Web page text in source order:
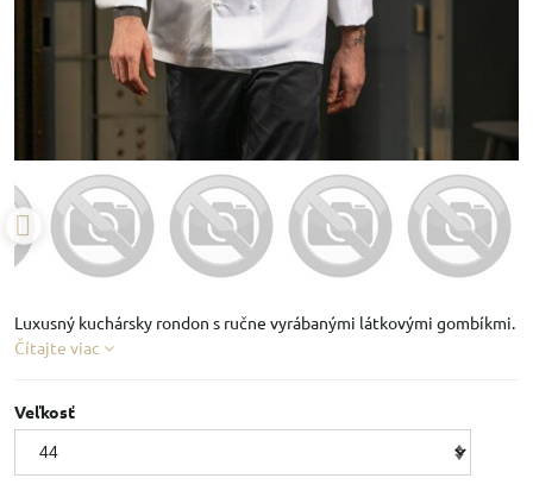
Luxusný kuchársky rondon s ručne vyrábanými látkovými gombíkmi.
Čítajte viac
Veľkosť